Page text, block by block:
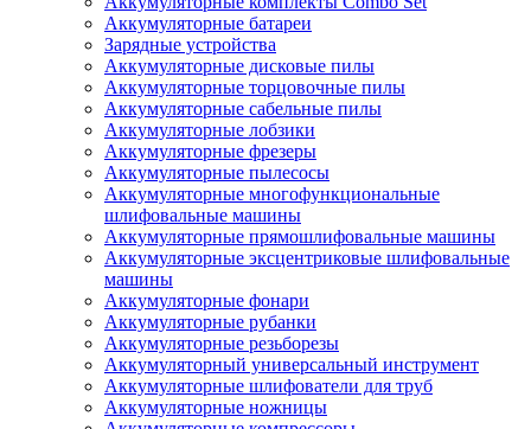
Аккумуляторные батареи
Зарядные устройства
Аккумуляторные дисковые пилы
Аккумуляторные торцовочные пилы
Аккумуляторные сабельные пилы
Аккумуляторные лобзики
Аккумуляторные фрезеры
Аккумуляторные пылесосы
Аккумуляторные многофункциональные
шлифовальные машины
Аккумуляторные прямошлифовальные машины
Аккумуляторные эксцентриковые шлифовальные
машины
Аккумуляторные фонари
Аккумуляторные рубанки
Аккумуляторные резьборезы
Аккумуляторный универсальный инструмент
Аккумуляторные шлифователи для труб
Аккумуляторные ножницы